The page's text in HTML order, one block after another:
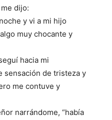
dijo:
y vi a mi hijo
muy chocante y
hacia mi
sensación de tristeza y
me contuve y
narrándome, “había